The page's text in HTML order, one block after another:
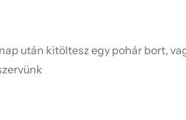
után kitöltesz egy pohár bort,